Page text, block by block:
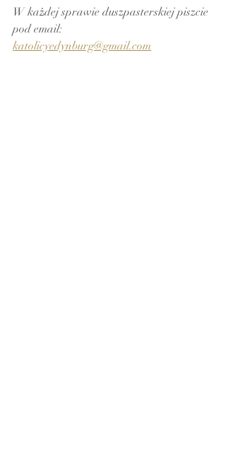
W każdej sprawie duszpasterskiej piszcie
pod email:
katolicyedynburg@gmail.com